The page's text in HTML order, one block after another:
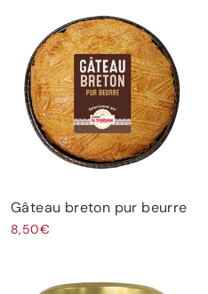
Gâteau breton pur beurre
8,50€